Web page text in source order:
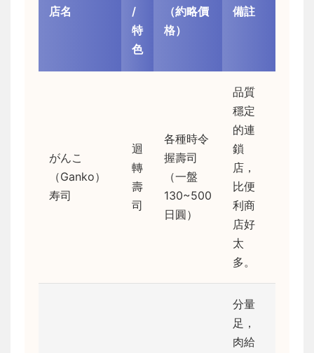
店名
/
特
色
（約略價
格）
備註
がんこ
（Ganko）
寿司
迴
轉
壽
司
各種時令
握壽司
（一盤
130~500
日圓）
品質
穩定
的連
鎖
店，
比便
利商
店好
太
多。
分量
足，
肉給